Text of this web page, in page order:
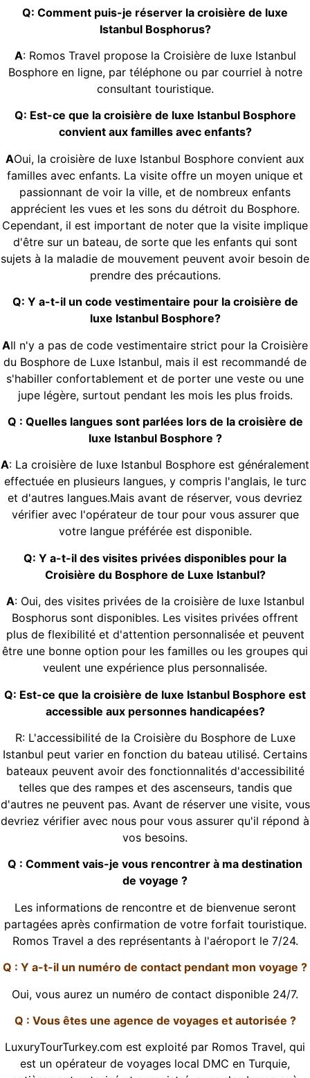
Q: Comment puis-je réserver la croisière de luxe
Istanbul Bosphorus?
A: Romos Travel propose la Croisière de luxe Istanbul
Bosphore en ligne, par téléphone ou par courriel à notre
consultant touristique.
Q: Est-ce que la croisière de luxe Istanbul Bosphore
convient aux familles avec enfants?
AOui, la croisière de luxe Istanbul Bosphore convient aux
familles avec enfants. La visite offre un moyen unique et
passionnant de voir la ville, et de nombreux enfants
apprécient les vues et les sons du détroit du Bosphore.
Cependant, il est important de noter que la visite implique
d'être sur un bateau, de sorte que les enfants qui sont
sujets à la maladie de mouvement peuvent avoir besoin de
prendre des précautions.
Q: Y a-t-il un code vestimentaire pour la croisière de
luxe Istanbul Bosphore?
AIl n'y a pas de code vestimentaire strict pour la Croisière
du Bosphore de Luxe Istanbul, mais il est recommandé de
s'habiller confortablement et de porter une veste ou une
jupe légère, surtout pendant les mois les plus froids.
Q : Quelles langues sont parlées lors de la croisière de
luxe Istanbul Bosphore ?
A: La croisière de luxe Istanbul Bosphore est généralement
effectuée en plusieurs langues, y compris l'anglais, le turc
et d'autres langues.Mais avant de réserver, vous devriez
vérifier avec l'opérateur de tour pour vous assurer que
votre langue préférée est disponible.
Q: Y a-t-il des visites privées disponibles pour la
Croisière du Bosphore de Luxe Istanbul?
A: Oui, des visites privées de la croisière de luxe Istanbul
Bosphorus sont disponibles. Les visites privées offrent
plus de flexibilité et d'attention personnalisée et peuvent
être une bonne option pour les familles ou les groupes qui
veulent une expérience plus personnalisée.
Q: Est-ce que la croisière de luxe Istanbul Bosphore est
accessible aux personnes handicapées?
R: L'accessibilité de la Croisière du Bosphore de Luxe
Istanbul peut varier en fonction du bateau utilisé. Certains
bateaux peuvent avoir des fonctionnalités d'accessibilité
telles que des rampes et des ascenseurs, tandis que
d'autres ne peuvent pas. Avant de réserver une visite, vous
devriez vérifier avec nous pour vous assurer qu'il répond à
vos besoins.
Q : Comment vais-je vous rencontrer à ma destination
de voyage ?
Les informations de rencontre et de bienvenue seront
partagées après confirmation de votre forfait touristique.
Romos Travel a des représentants à l'aéroport le 7/24.
Q : Y a-t-il un numéro de contact pendant mon voyage ?
Oui, vous aurez un numéro de contact disponible 24/7.
Q : Vous êtes une agence de voyages et autorisée ?
LuxuryTourTurkey.com est exploité par Romos Travel, qui
est un opérateur de voyages local DMC en Turquie,